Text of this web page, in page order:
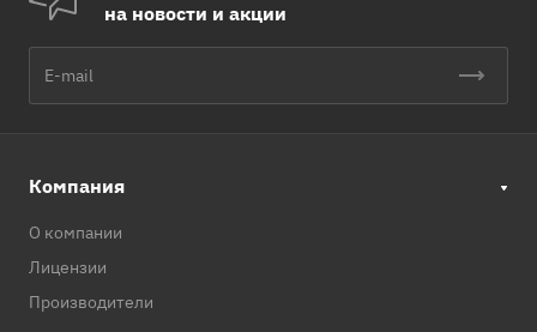
на новости и акции
Компания
О компании
Лицензии
Производители